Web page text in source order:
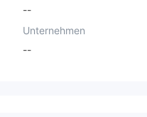
--
Unternehmen
--